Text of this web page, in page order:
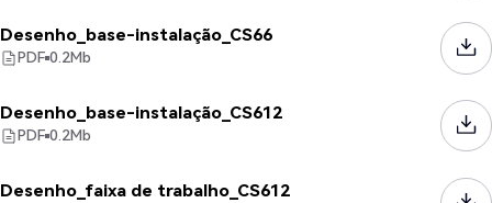
Desenho_base-instalação_CS66
PDF 0.2Mb
Desenho_base-instalação_CS612
PDF 0.2Mb
Desenho_faixa de trabalho_CS612